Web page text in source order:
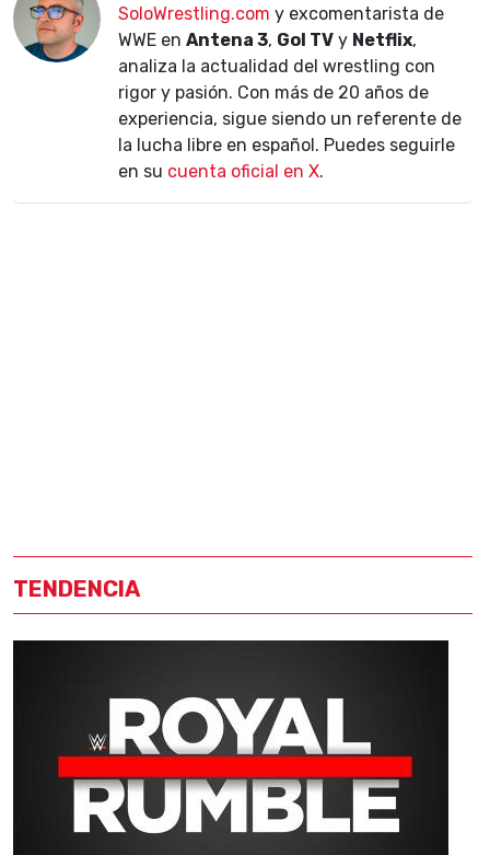
SoloWrestling.com y excomentarista de
WWE en Antena 3, Gol TV y Netflix,
analiza la actualidad del wrestling con
rigor y pasión. Con más de 20 años de
experiencia, sigue siendo un referente de
la lucha libre en español. Puedes seguirle
en su cuenta oficial en X.
TENDENCIA